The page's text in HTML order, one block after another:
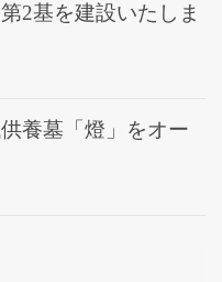
2基を建設いたしま
養墓「燈」をオー